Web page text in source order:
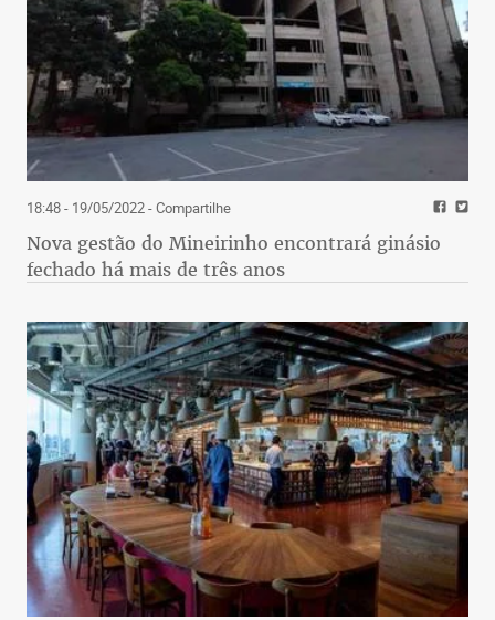
18:48 - 19/05/2022- Compartilhe
Nova gestão do Mineirinho encontrará ginásio
fechado há mais de três anos